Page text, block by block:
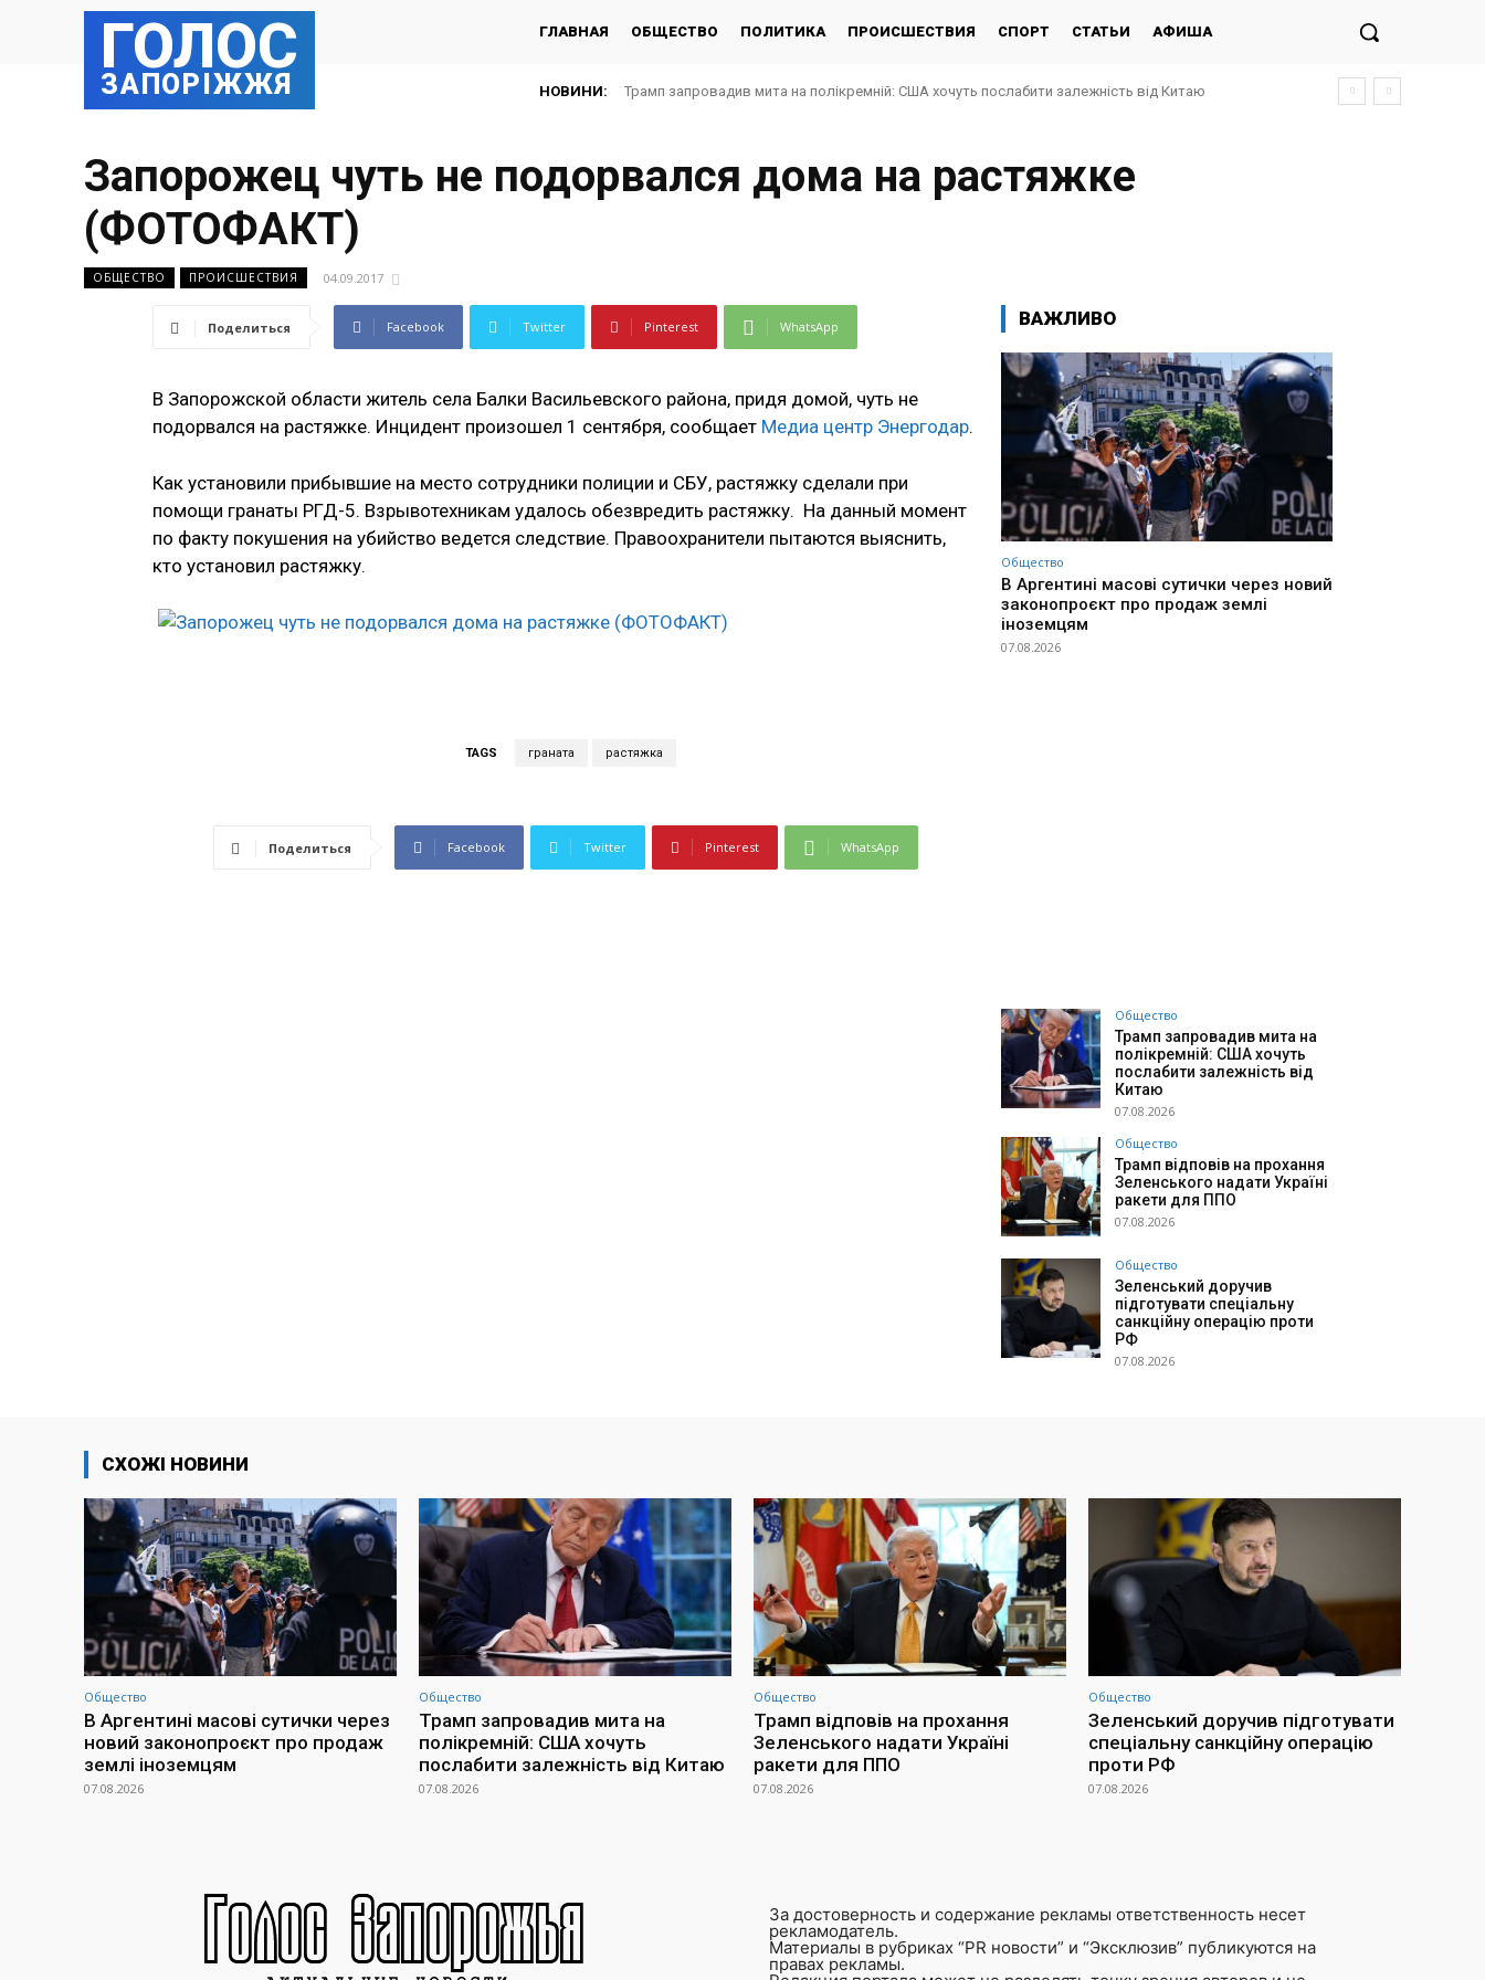
ГОЛОС
ЗАПОРІЖЖЯ
ГЛАВНАЯ ОБЩЕСТВО ПОЛИТИКА ПРОИСШЕСТВИЯ СПОРТ СТАТЬИ АФИША
НОВИНИ: Трамп запровадив мита на полікремній: США хочуть послабити залежність від Китаю
Запорожец чуть не подорвался дома на растяжке
(ФОТОФАКТ)
ОБЩЕСТВО ПРОИСШЕСТВИЯ 04.09.2017
Поделиться Facebook Twitter Pinterest WhatsApp
В Запорожской области житель села Балки Васильевского района, придя домой, чуть не
подорвался на растяжке. Инцидент произошел 1 сентября, сообщает Медиа центр Энергодар.
Как установили прибывшие на место сотрудники полиции и СБУ, растяжку сделали при
помощи гранаты РГД-5. Взрывотехникам удалось обезвредить растяжку. На данный момент
по факту покушения на убийство ведется следствие. Правоохранители пытаются выяснить,
кто установил растяжку.
TAGS граната растяжка
Поделиться Facebook Twitter Pinterest WhatsApp
ВАЖЛИВО
Общество
В Аргентині масові сутички через новий
законопроєкт про продаж землі
іноземцям
07.08.2026
Общество
Трамп запровадив мита на
полікремній: США хочуть
послабити залежність від
Китаю
07.08.2026
Общество
Трамп відповів на прохання
Зеленського надати Україні
ракети для ППО
07.08.2026
Общество
Зеленський доручив
підготувати спеціальну
санкційну операцію проти
РФ
07.08.2026
СХОЖІ НОВИНИ
Общество
В Аргентині масові сутички через
новий законопроєкт про продаж
землі іноземцям
07.08.2026
Общество
Трамп запровадив мита на
полікремній: США хочуть
послабити залежність від Китаю
07.08.2026
Общество
Трамп відповів на прохання
Зеленського надати Україні
ракети для ППО
07.08.2026
Общество
Зеленський доручив підготувати
спеціальну санкційну операцію
проти РФ
07.08.2026
За достоверность и содержание рекламы ответственность несет
рекламодатель.
Материалы в рубриках “PR новости” и “Эксклюзив” публикуются на
правах рекламы.